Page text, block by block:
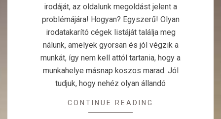
irodáját, az oldalunk megoldást jelent a
problémájára! Hogyan? Egyszerű! Olyan
irodatakarító cégek listáját találja meg
nálunk, amelyek gyorsan és jól végzik a
munkát, így nem kell attól tartania, hogy a
munkahelye másnap koszos marad. Jól
tudjuk, hogy nehéz olyan állandó
CONTINUE READING